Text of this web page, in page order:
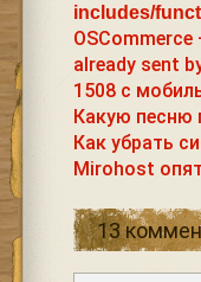
includes/
already sent
1508 с
Какую песню
Как убрать
Mirohost
13